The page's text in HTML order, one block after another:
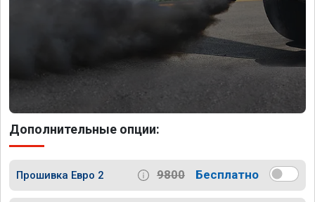
Дополнительные опции:
Прошивка Евро 2 9800 Бесплатно